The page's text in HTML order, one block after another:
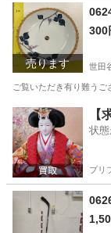
東京 世田谷区
売ります
300
世田
ご覧いただき有り難う
東京 世田谷区 【
状
プリ